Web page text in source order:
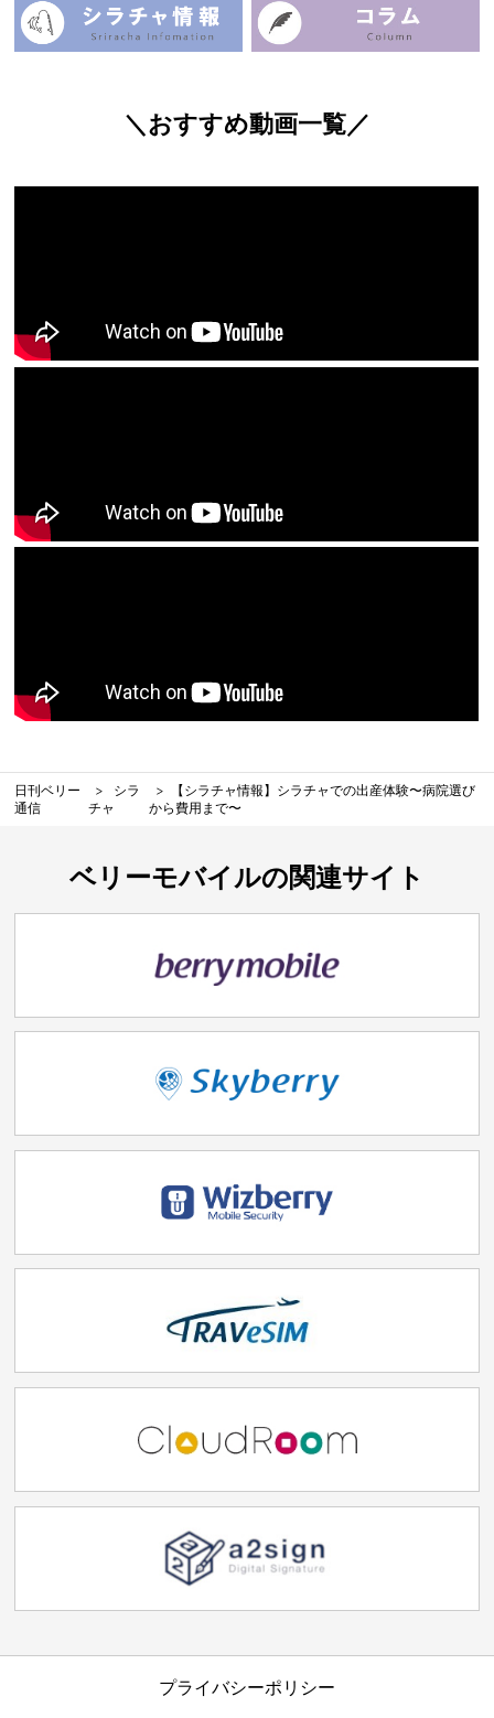
＼おすすめ動画一覧／
日刊ベリー
通信
シラ
チャ
【シラチャ情報】シラチャでの出産体験〜病院選び
から費用まで〜
ベリーモバイルの関連サイト
プライバシーポリシー